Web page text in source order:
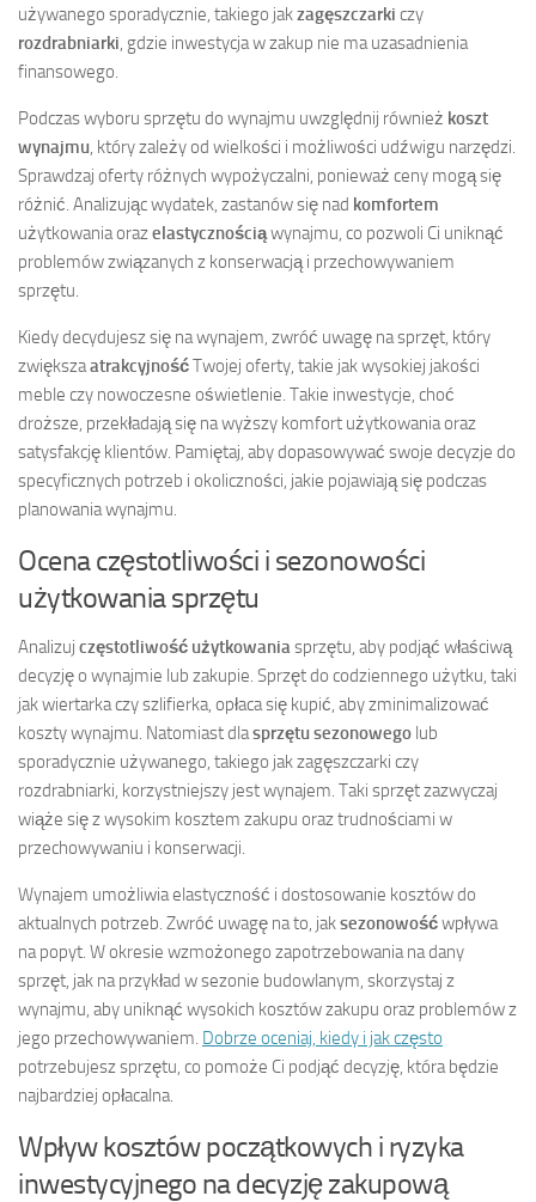
używanego sporadycznie, takiego jakzagęszczarki czy
rozdrabniarki , gdzie inwestycja w zakup nie ma uzasadnienia
finansowego.
Podczas wyboru sprzętu do wynajmu uwzględnij również koszt
wynajmu , który zależy od wielkości i możliwości udźwigu narzędzi.
Sprawdzaj oferty różnych wypożyczalni, ponieważ ceny mogą się
różnić. Analizując wydatek, zastanów się nad komfortem
użytkowania orazelastycznościąwynajmu, co pozwoli Ci uniknąć
problemów związanych z konserwacją i przechowywaniem
sprzętu.
Kiedy decydujesz się na wynajem, zwróć uwagę na sprzęt, który
zwiększaatrakcyjnośćTwojej oferty, takie jak wysokiej jakości
meble czy nowoczesne oświetlenie. Takie inwestycje, choć
droższe, przekładają się na wyższy komfort użytkowania oraz
satysfakcję klientów. Pamiętaj, aby dopasowywać swoje decyzje do
specyficznych potrzeb i okoliczności, jakie pojawiają się podczas
planowania wynajmu.
Ocena częstotliwości i sezonowości
użytkowania sprzętu
Analizuj częstotliwość użytkowania sprzętu, aby podjąć właściwą
decyzję o wynajmie lub zakupie. Sprzęt do codziennego użytku, taki
jak wiertarka czy szlifierka, opłaca się kupić, aby zminimalizować
koszty wynajmu. Natomiast dlasprzętu sezonowego lub
sporadycznie używanego, takiego jak zagęszczarki czy
rozdrabniarki, korzystniejszy jest wynajem. Taki sprzęt zazwyczaj
wiąże się z wysokim kosztem zakupu oraz trudnościami w
przechowywaniu i konserwacji.
Wynajem umożliwia elastyczność i dostosowanie kosztów do
aktualnych potrzeb. Zwróć uwagę na to, jaksezonowośćwpływa
na popyt. W okresie wzmożonego zapotrzebowania na dany
sprzęt, jak na przykład w sezonie budowlanym, skorzystaj z
wynajmu, aby uniknąć wysokich kosztów zakupu oraz problemów z
jego przechowywaniem. Dobrze oceniaj, kiedy i jak często
potrzebujesz sprzętu, co pomoże Ci podjąć decyzję, która będzie
najbardziej opłacalna.
Wpływ kosztów początkowych i ryzyka
inwestycyjnego na decyzję zakupową